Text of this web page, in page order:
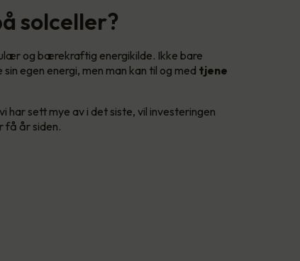
solceller?
og bærekraftig energikilde. Ikke bare
egen energi, men man kan til og med tjene
har sett mye av i det siste, vil investeringen
få år siden.